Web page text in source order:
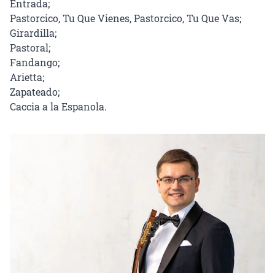
Entrada;
Pastorcico, Tu Que Vienes, Pastorcico, Tu Que Vas;
Girardilla;
Pastoral;
Fandango;
Arietta;
Zapateado;
Caccia a la Espanola.